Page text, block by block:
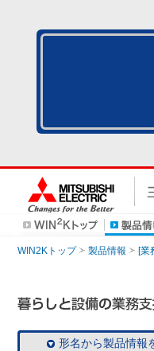
WIN2Kトップ 製品情報 [業
形名から製品情報